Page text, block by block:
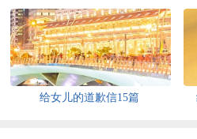
给女儿的道歉信15篇